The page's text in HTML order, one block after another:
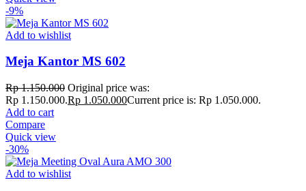
-9%
Add to wishlist
Meja Kantor MS 602
Rp1.150.000 Original price was:
Rp 1.150.000.Rp 1.050.000Current price is: Rp 1.050.000.
Add to cart
Compare
Quick view
-30%
Add to wishlist